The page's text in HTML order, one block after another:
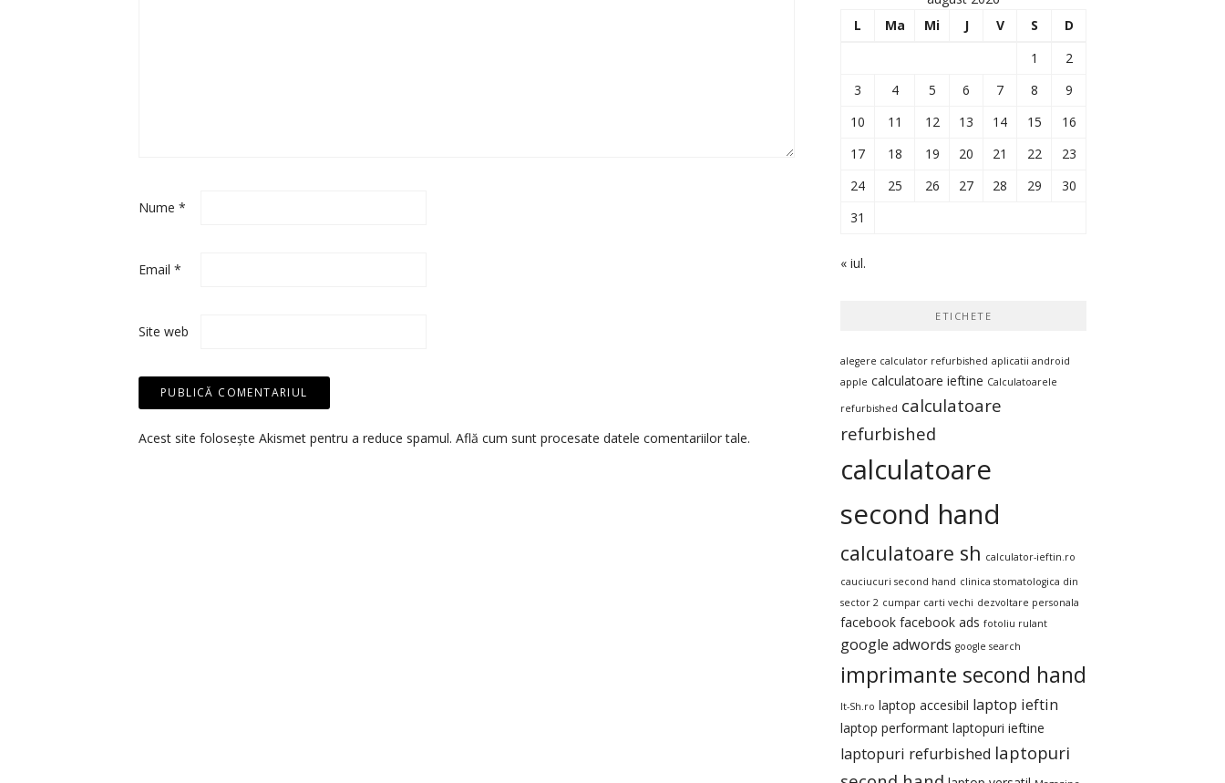
Nume *
Email *
Site web
Acest site folosește Akismet pentru a reduce spamul. Află cum sunt procesate datele comentariilor tale.
L
Ma Mi J V S
D
1
2
3
4 5 6 7 8
9
10
11 12 13 14 15
16
17
18 19 20 21 22
23
24
25 26 27 28 29
30
31
« iul.
ETICHETE
alegere calculator refurbished aplicatii android
apple calculatoare ieftine Calculatoarele
refurbished calculatoare
refurbished
calculatoare
second hand
calculatoare sh calculator-ieftin.ro
cauciucuri second hand clinica stomatologica din
sector 2 cumpar carti vechi dezvoltare personala
facebook facebook ads fotoliu rulant
google adwords google search
imprimante second hand
It-Sh.ro laptop accesibil laptop ieftin
laptop performant laptopuri ieftine
laptopuri refurbished laptopuri